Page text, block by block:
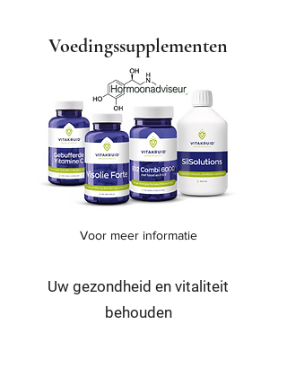
Voedingssupplementen
Uw gezondheid en vitaliteit
behouden
Voor meer informatie